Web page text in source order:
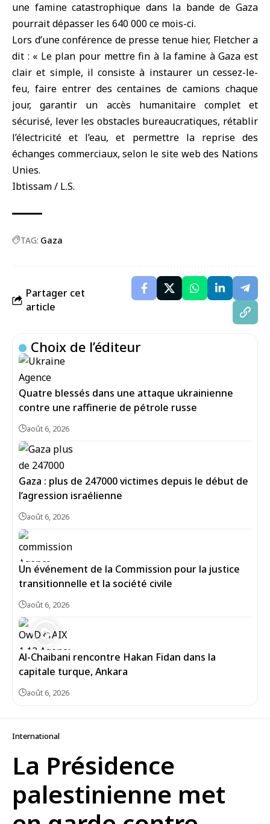
une famine catastrophique dans la bande de Gaza
pourrait dépasser les 640 000 ce mois-ci.
Lors d’une conférence de presse tenue hier, Fletcher a
dit : « Le plan pour mettre fin à la famine à Gaza est
clair et simple, il consiste à instaurer un cessez-le-
feu, faire entrer des centaines de camions chaque
jour, garantir un accès humanitaire complet et
sécurisé, lever les obstacles bureaucratiques, rétablir
l’électricité et l’eau, et permettre la reprise des
échanges commerciaux, selon le site web des Nations
Unies.
Ibtissam / L.S.
TAG: Gaza
Partager cet
article
Choix de l’éditeur
Quatre blessés dans une attaque ukrainienne
contre une raffinerie de pétrole russe
août 6, 2026
Gaza : plus de 247000 victimes depuis le début de
l’agression israélienne
août 6, 2026
Un événement de la Commission pour la justice
transitionnelle et la société civile
août 6, 2026
Al-Chaibani rencontre Hakan Fidan dans la
capitale turque, Ankara
août 6, 2026
International
La Présidence
palestinienne met